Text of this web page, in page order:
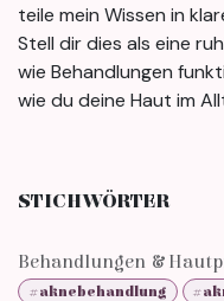
teile mein Wissen in
Stell dir dies als eine
wie Behandlungen
wie du deine Haut im
STICHWÖRTER
Behandlungen &
#aknebehandlung